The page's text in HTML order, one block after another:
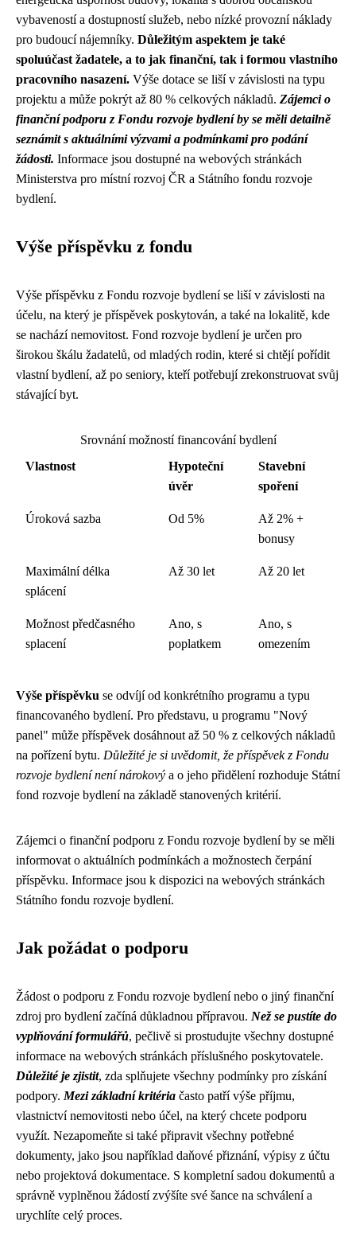
vybaveností a dostupností služeb, nebo nízké provozní náklady
pro budoucí nájemníky. Důležitým aspektem je také
spoluúčast žadatele, a to jak finanční, tak i formou vlastního
pracovního nasazení. Výše dotace se liší v závislosti na typu
projektu a může pokrýt až 80 % celkových nákladů. Zájemci o
finanční podporu z Fondu rozvoje bydlení by se měli detailně
seznámit s aktuálními výzvami a podmínkami pro podání
žádosti. Informace jsou dostupné na webových stránkách
Ministerstva pro místní rozvoj ČR a Státního fondu rozvoje
bydlení.
Výše příspěvku z fondu
Výše příspěvku z Fondu rozvoje bydlení se liší v závislosti na
účelu, na který je příspěvek poskytován, a také na lokalitě, kde
se nachází nemovitost. Fond rozvoje bydlení je určen pro
širokou škálu žadatelů, od mladých rodin, které si chtějí pořídit
vlastní bydlení, až po seniory, kteří potřebují zrekonstruovat svůj
stávající byt.
Srovnání možností financování bydlení
Vlastnost
Hypoteční
úvěr
Stavební
spoření
Úroková sazba Od 5%
Až 2% +
bonusy
Maximální délka
splácení
Až 30 let Až 20 let
Možnost předčasného
splacení
Ano, s
poplatkem
Ano, s
omezením
Výše příspěvku se odvíjí od konkrétního programu a typu
financovaného bydlení. Pro představu, u programu "Nový
panel" může příspěvek dosáhnout až 50 % z celkových nákladů
na pořízení bytu. Důležité je si uvědomit, že příspěvek z Fondu
rozvoje bydlení není nárokový a o jeho přidělení rozhoduje Státní
fond rozvoje bydlení na základě stanovených kritérií.
Zájemci o finanční podporu z Fondu rozvoje bydlení by se měli
informovat o aktuálních podmínkách a možnostech čerpání
příspěvku. Informace jsou k dispozici na webových stránkách
Státního fondu rozvoje bydlení.
Jak požádat o podporu
Žádost o podporu z Fondu rozvoje bydlení nebo o jiný finanční
zdroj pro bydlení začíná důkladnou přípravou. Než se pustíte do
vyplňování formulářů, pečlivě si prostudujte všechny dostupné
informace na webových stránkách příslušného poskytovatele.
Důležité je zjistit, zda splňujete všechny podmínky pro získání
podpory.Mezi základní kritéria často patří výše příjmu,
vlastnictví nemovitosti nebo účel, na který chcete podporu
využít. Nezapomeňte si také připravit všechny potřebné
dokumenty, jako jsou například daňové přiznání, výpisy z účtu
nebo projektová dokumentace. S kompletní sadou dokumentů a
správně vyplněnou žádostí zvýšíte své šance na schválení a
urychlíte celý proces.